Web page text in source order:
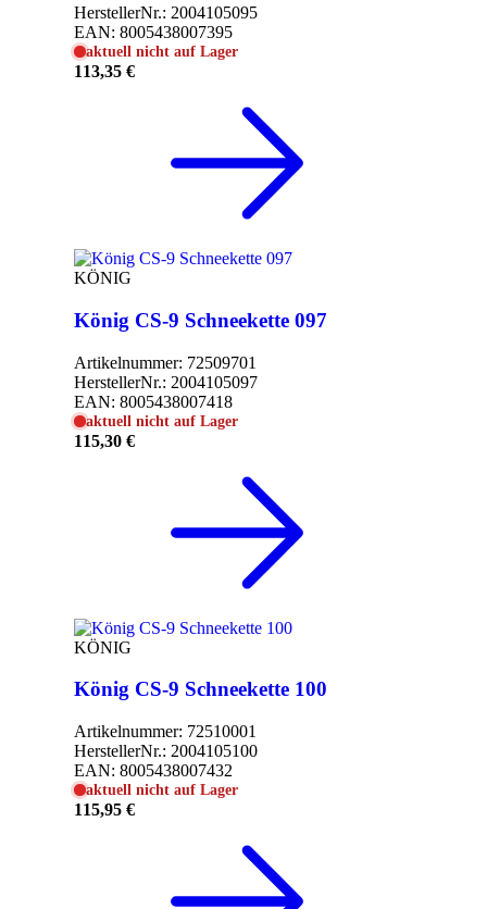
HerstellerNr.: 2004105095
EAN: 8005438007395
aktuell nicht auf Lager
113,35 €
KÖNIG
König CS-9 Schneekette 097
Artikelnummer: 72509701
HerstellerNr.: 2004105097
EAN: 8005438007418
aktuell nicht auf Lager
115,30 €
KÖNIG
König CS-9 Schneekette 100
Artikelnummer: 72510001
HerstellerNr.: 2004105100
EAN: 8005438007432
aktuell nicht auf Lager
115,95 €